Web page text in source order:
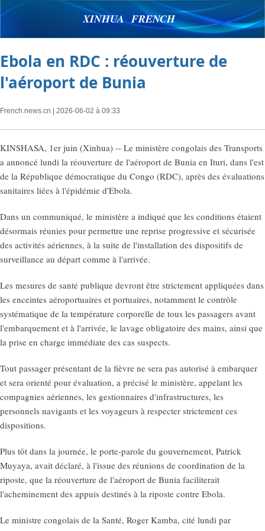
XINHUA FRENCH
Ebola en RDC : réouverture de
l'aéroport de Bunia
French.news.cn | 2026-06-02 à 09:33
KINSHASA, 1er juin (Xinhua) -- Le ministère congolais des Transports
a annoncé lundi la réouverture de l'aéroport de Bunia en Ituri, dans l'est
de la République démocratique du Congo (RDC), après des évaluations
sanitaires liées à l'épidémie d'Ebola.
Dans un communiqué, le ministère a indiqué que les conditions étaient
désormais réunies pour permettre une reprise progressive et sécurisée
des activités aériennes, à la suite de l'installation des dispositifs de
surveillance au départ comme à l'arrivée.
Les mesures de santé publique devront être strictement appliquées dans
les enceintes aéroportuaires et portuaires, notamment le contrôle
systématique de la température corporelle de tous les passagers avant
l'embarquement et à l'arrivée, le lavage obligatoire des mains, ainsi que
la prise en charge immédiate des cas suspects.
Tout passager présentant de la fièvre ne sera pas autorisé à embarquer
et sera orienté pour évaluation, a précisé le ministère, appelant les
compagnies aériennes, les gestionnaires d'infrastructures, les
personnels navigants et les voyageurs à respecter strictement ces
dispositions.
Plus tôt dans la journée, le porte-parole du gouvernement, Patrick
Muyaya, avait déclaré, à l'issue des réunions de coordination de la
riposte, que la réouverture de l'aéroport de Bunia faciliterait
l'acheminement des appuis destinés à la riposte contre Ebola.
Le ministre congolais de la Santé, Roger Kamba, cité lundi par